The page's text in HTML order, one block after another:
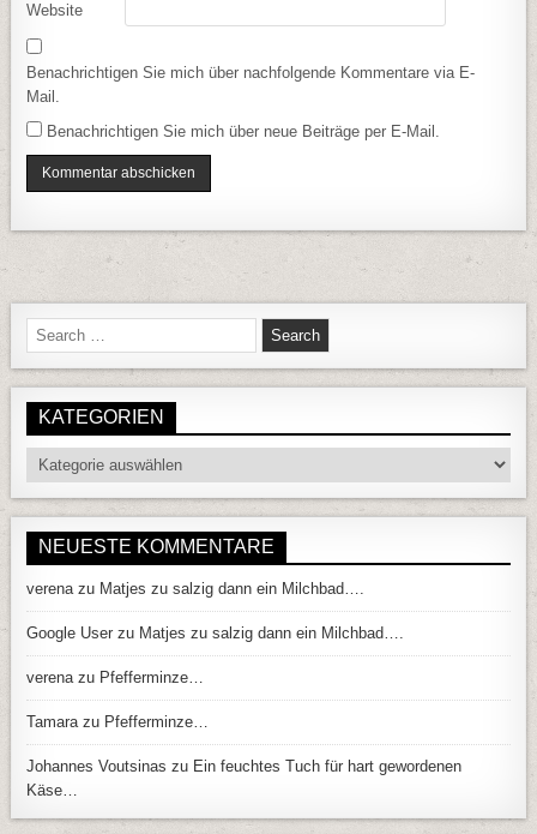
Website
Benachrichtigen Sie mich über nachfolgende Kommentare via E-
Mail.
Benachrichtigen Sie mich über neue Beiträge per E-Mail.
Search for:
KATEGORIEN
Kategorien
NEUESTE KOMMENTARE
verenazu Matjes zu salzig dann ein Milchbad….
Google User zu Matjes zu salzig dann ein Milchbad….
verenazu Pfefferminze…
Tamarazu Pfefferminze…
Johannes Voutsinas zu Ein feuchtes Tuch für hart gewordenen
Käse…